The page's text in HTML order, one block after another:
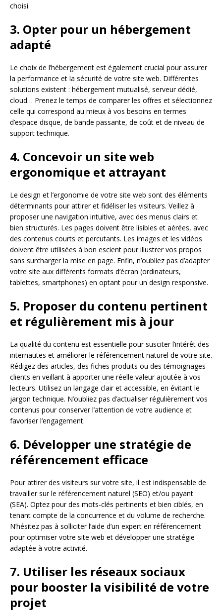
choisi.
3. Opter pour un hébergement
adapté
Le choix de l’hébergement est également crucial pour assurer
la performance et la sécurité de votre site web. Différentes
solutions existent : hébergement mutualisé, serveur dédié,
cloud… Prenez le temps de comparer les offres et sélectionnez
celle qui correspond au mieux à vos besoins en termes
d’espace disque, de bande passante, de coût et de niveau de
support technique.
4. Concevoir un site web
ergonomique et attrayant
Le design et l’ergonomie de votre site web sont des éléments
déterminants pour attirer et fidéliser les visiteurs. Veillez à
proposer une navigation intuitive, avec des menus clairs et
bien structurés. Les pages doivent être lisibles et aérées, avec
des contenus courts et percutants. Les images et les vidéos
doivent être utilisées à bon escient pour illustrer vos propos
sans surcharger la mise en page. Enfin, n’oubliez pas d’adapter
votre site aux différents formats d’écran (ordinateurs,
tablettes, smartphones) en optant pour un design responsive.
5. Proposer du contenu pertinent
et régulièrement mis à jour
La qualité du contenu est essentielle pour susciter l’intérêt des
internautes et améliorer le référencement naturel de votre site.
Rédigez des articles, des fiches produits ou des témoignages
clients en veillant à apporter une réelle valeur ajoutée à vos
lecteurs. Utilisez un langage clair et accessible, en évitant le
jargon technique. N’oubliez pas d’actualiser régulièrement vos
contenus pour conserver l’attention de votre audience et
favoriser l’engagement.
6. Développer une stratégie de
référencement efficace
Pour attirer des visiteurs sur votre site, il est indispensable de
travailler sur le référencement naturel (SEO) et/ou payant
(SEA). Optez pour des mots-clés pertinents et bien ciblés, en
tenant compte de la concurrence et du volume de recherche.
N’hésitez pas à solliciter l’aide d’un expert en référencement
pour optimiser votre site web et développer une stratégie
adaptée à votre activité.
7. Utiliser les réseaux sociaux
pour booster la visibilité de votre
projet